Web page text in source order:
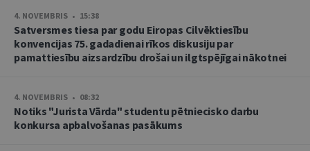
4. NOVEMBRIS • 15:38
Satversmes tiesa par godu Eiropas Cilvēktiesību
konvencijas 75. gadadienai rīkos diskusiju par
pamattiesību aizsardzību drošai un ilgtspējīgai nākotnei
4. NOVEMBRIS • 08:32
Notiks "Jurista Vārda" studentu pētniecisko darbu
konkursa apbalvošanas pasākums